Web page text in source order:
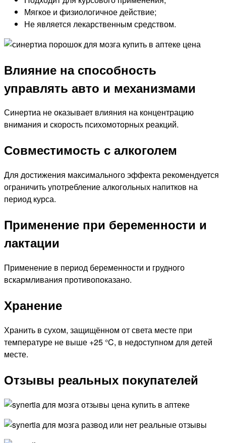
Мягкое и физиологичное действие;
Не является лекарственным средством.
Влияние на способность
управлять авто и механизмами
Синертиа не оказывает влияния на концентрацию
внимания и скорость психомоторных реакций.
Совместимость с алкоголем
Для достижения максимального эффекта рекомендуется
ограничить употребление алкогольных напитков на
период курса.
Применение при беременности и
лактации
Применение в период беременности и грудного
вскармливания противопоказано.
Хранение
Хранить в сухом, защищённом от света месте при
температуре не выше +25 °C, в недоступном для детей
месте.
Отзывы реальных покупателей